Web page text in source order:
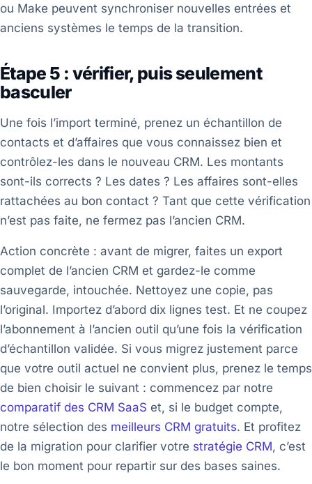
ou Make peuvent synchroniser nouvelles entrées et
anciens systèmes le temps de la transition.
Étape 5 : vérifier, puis seulement
basculer
Une fois l’import terminé, prenez un échantillon de
contacts et d’affaires que vous connaissez bien et
contrôlez-les dans le nouveau CRM. Les montants
sont-ils corrects ? Les dates ? Les affaires sont-elles
rattachées au bon contact ? Tant que cette vérification
n’est pas faite, ne fermez pas l’ancien CRM.
Action concrète : avant de migrer, faites un export
complet de l’ancien CRM et gardez-le comme
sauvegarde, intouchée. Nettoyez une copie, pas
l’original. Importez d’abord dix lignes test. Et ne coupez
l’abonnement à l’ancien outil qu’une fois la vérification
d’échantillon validée. Si vous migrez justement parce
que votre outil actuel ne convient plus, prenez le temps
de bien choisir le suivant : commencez par notre
comparatif des CRM SaaS et, si le budget compte,
notre sélection des meilleurs CRM gratuits. Et profitez
de la migration pour clarifier votre stratégie CRM, c’est
le bon moment pour repartir sur des bases saines.